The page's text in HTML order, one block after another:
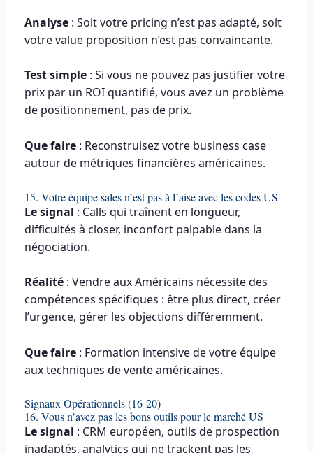
Analyse: Soit votre pricing n’est pas adapté, soit
votre value proposition n’est pas convaincante.
Test simple: Si vous ne pouvez pas justifier votre
prix par un ROI quantifié, vous avez un problème
de positionnement, pas de prix.
Que faire: Reconstruisez votre business case
autour de métriques financières américaines.
15. Votre équipe sales n’est pas à l’aise avec les codes US
Le signal : Calls qui traînent en longueur,
difficultés à closer, inconfort palpable dans la
négociation.
Réalité: Vendre aux Américains nécessite des
compétences spécifiques : être plus direct, créer
l’urgence, gérer les objections différemment.
Que faire: Formation intensive de votre équipe
aux techniques de vente américaines.
Signaux Opérationnels (16-20)
16. Vous n’avez pas les bons outils pour le marché US
Le signal : CRM européen, outils de prospection
inadaptés, analytics qui ne trackent pas les